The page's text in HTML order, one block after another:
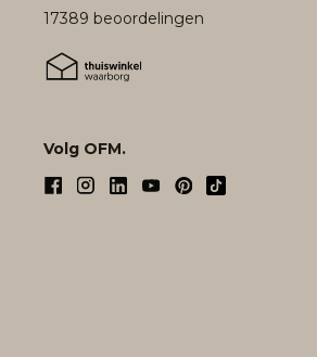
17389 beoordelingen
Volg OFM.